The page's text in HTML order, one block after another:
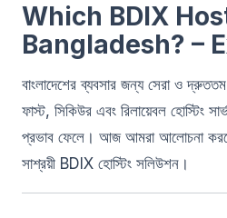
Which BDIX
Bangladesh? –
বাংলাদেশের ব্যবসার জন্য সেরা ও দ্রুততম
ফাস্ট, সিকিউর এবং রিলায়েবল হোস্টিং
প্রভাব ফেলে। আজ আমরা আলোচনা
সাশ্রয়ী BDIX হোস্টিং সলিউশন।